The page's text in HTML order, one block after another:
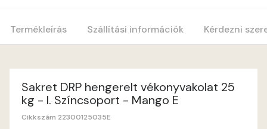
Apple E
Termékleírás Szállítási információk Kérdezni
Sakret DRP hengerelt vékonyvakolat 25
kg - I. Színcsoport - Mango E
Cikkszám 22300125035E